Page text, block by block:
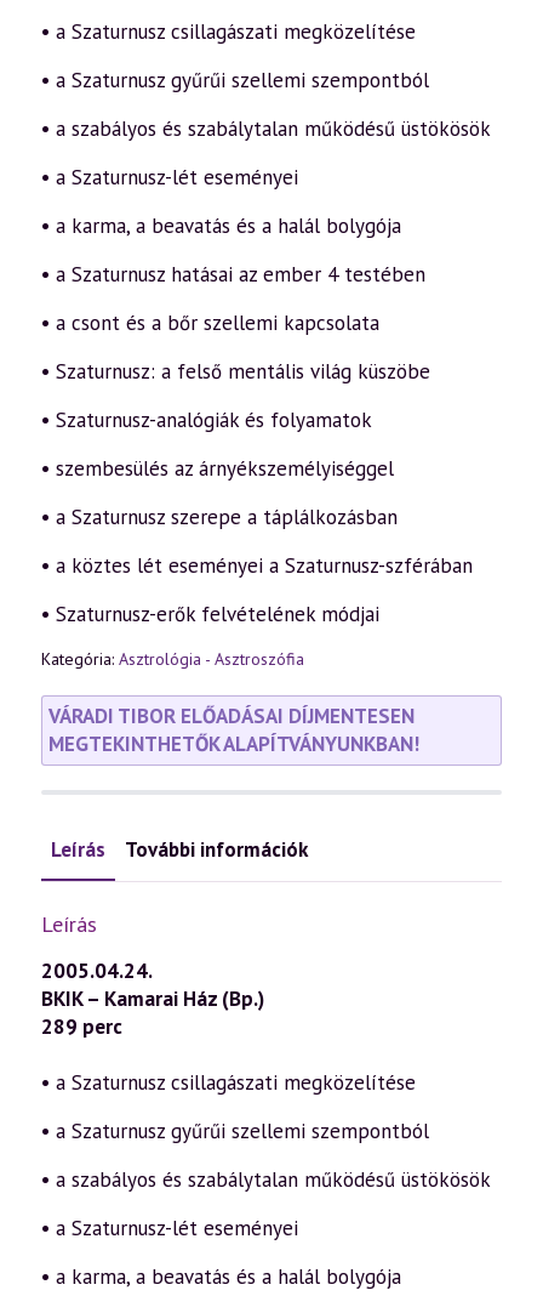
szellemtudomány
fényében
mennyiség
• a Szaturnusz csillagászati megközelítése
• a Szaturnusz gyűrűi szellemi szempontból
• a szabályos és szabálytalan működésű üstökösök
• a Szaturnusz-lét eseményei
• a karma, a beavatás és a halál bolygója
• a Szaturnusz hatásai az ember 4 testében
• a csont és a bőr szellemi kapcsolata
• Szaturnusz: a felső mentális világ küszöbe
• Szaturnusz-analógiák és folyamatok
• szembesülés az árnyékszemélyiséggel
• a Szaturnusz szerepe a táplálkozásban
• a köztes lét eseményei a Szaturnusz-szférában
• Szaturnusz-erők felvételének módjai
Kategória: Asztrológia - Asztroszófia
VÁRADI TIBOR ELŐADÁSAI DÍJMENTESEN
MEGTEKINTHETŐK ALAPÍTVÁNYUNKBAN!
Leírás További információk
Leírás
2005.04.24.
BKIK – Kamarai Ház (Bp.)
289 perc
• a Szaturnusz csillagászati megközelítése
• a Szaturnusz gyűrűi szellemi szempontból
• a szabályos és szabálytalan működésű üstökösök
• a Szaturnusz-lét eseményei
• a karma, a beavatás és a halál bolygója